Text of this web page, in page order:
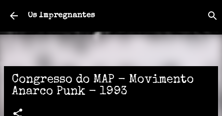
Pular para o conteúdo principal
Os Impregnantes
Congresso do MAP - Movimento
Anarco Punk - 1993